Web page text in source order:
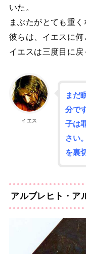
いた。
まぶたがとても重く
彼らは、イエスに何
イエスは三度目に戻
イエス
まだ
分で
子は
さい
を裏
アルブレヒト・ア